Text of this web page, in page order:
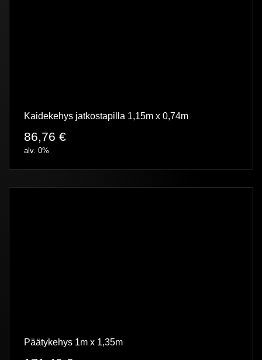
Kaidekehys jatkostapilla 1,15m x 0,74m
86,76 €
alv. 0%
Päätykehys 1m x 1,35m